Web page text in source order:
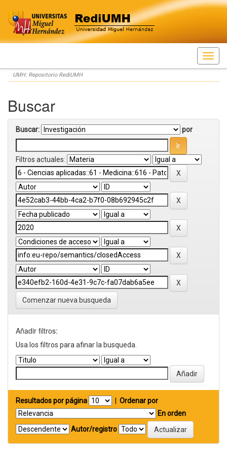
Skip
navigation
UMH: Repositorio RediUMH
Buscar
Buscar: por
Filtros actuales:
Comenzar nueva busqueda
Añadir filtros:
Usa los filtros para afinar la busqueda.
Resultados por página
Ordenar por
En orden
Autor/registro